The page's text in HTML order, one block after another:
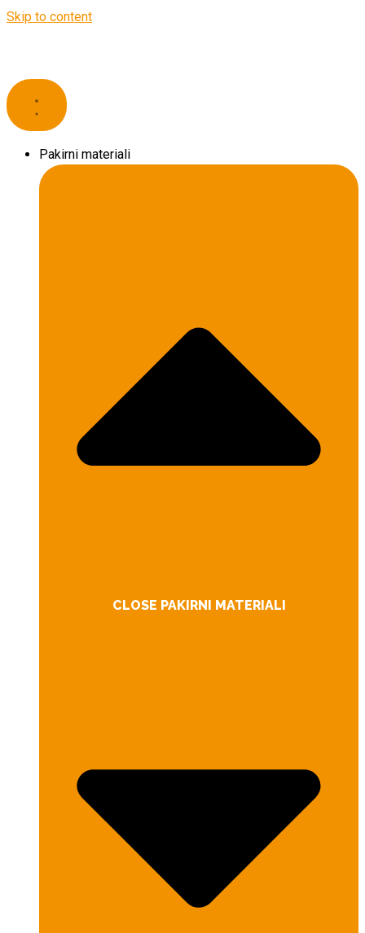
Skip to content
Pakirni materiali
CLOSE PAKIRNI MATERIALI